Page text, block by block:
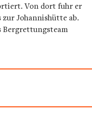
Von dort fuhr er
zur Johannishütte ab.
Bergrettungsteam